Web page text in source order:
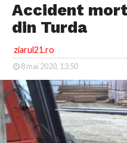
Accident
din Turda
ziarul21.ro
8 mai 2020, 13:50